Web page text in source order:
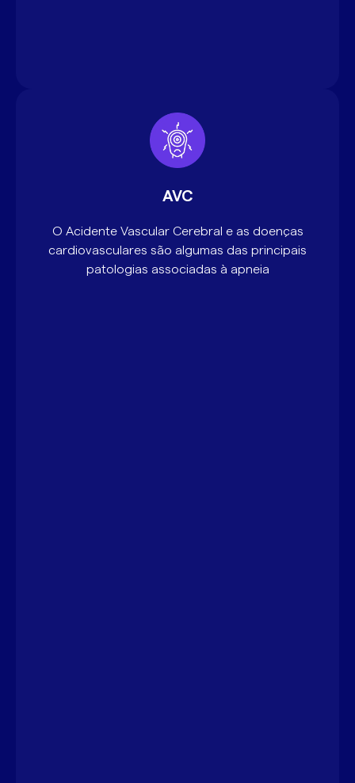
AVC
O Acidente Vascular Cerebral e as doenças
cardiovasculares são algumas das principais
patologias associadas à apneia